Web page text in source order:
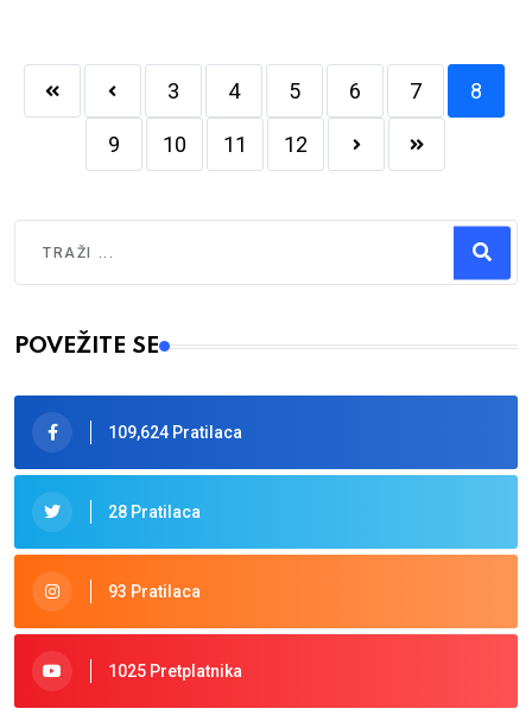
3 4 5 6 7 8
9 10 11 12
Type 2 or more characters for results.
POVEŽITE SE
109,624 Pratilaca
28 Pratilaca
93 Pratilaca
1025 Pretplatnika